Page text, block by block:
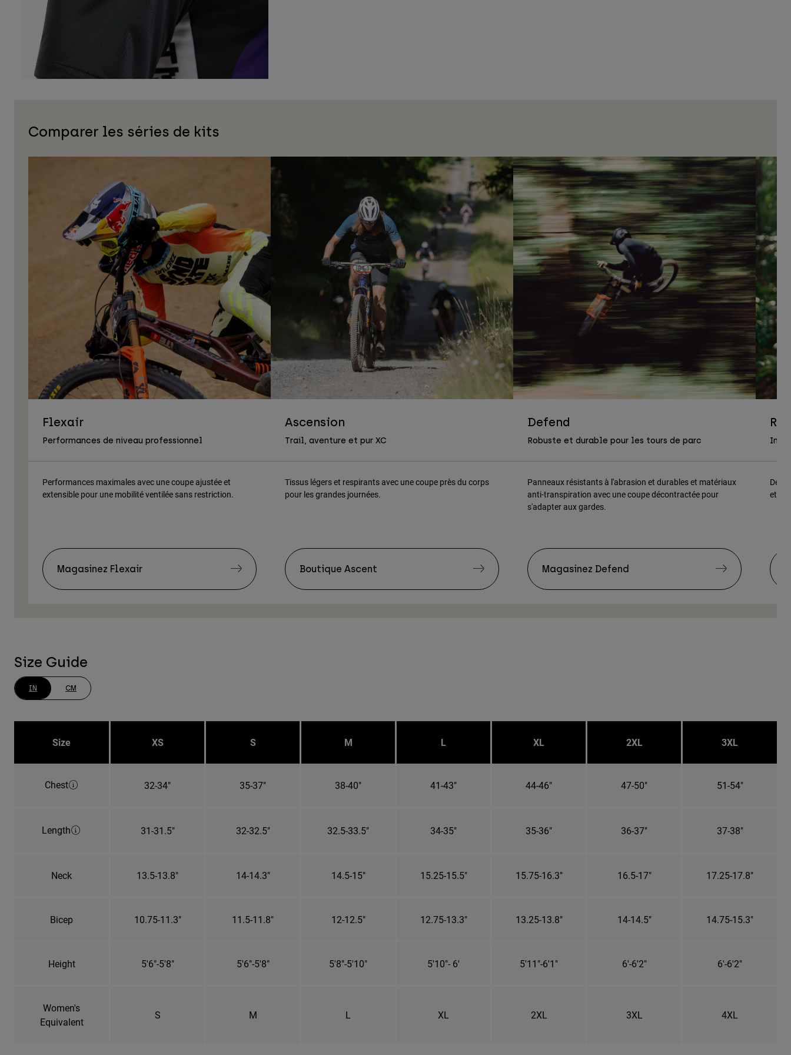
Comparer les séries de kits
Flexair
Performances de niveau professionnel
Performances maximales avec une coupe ajustée et
extensible pour une mobilité ventilée sans restriction.
Magasinez Flexair
Ascension
Trail, aventure et pur XC
Tissus légers et respirants avec une coupe près du corps
pour les grandes journées.
Boutique Ascent
Defend
Robuste et durable pour les tours de parc
Panneaux résistants à l'abrasion et durables et matériaux
anti-transpiration avec une coupe décontractée pour
s'adapter aux gardes.
Magasinez Defend
Des
et
Size Guide
IN CM
Size XS S M L XL 2XL 3XL
Chest 32-34" 35-37" 38-40" 41-43" 44-46" 47-50" 51-54"
Length 31-31.5" 32-32.5" 32.5-33.5" 34-35" 35-36" 36-37" 37-38"
Neck 13.5-13.8" 14-14.3" 14.5-15" 15.25-15.5" 15.75-16.3" 16.5-17" 17.25-17.8"
Bicep 10.75-11.3" 11.5-11.8" 12-12.5" 12.75-13.3" 13.25-13.8" 14-14.5" 14.75-15.3"
Height 5'6"-5'8" 5'6"-5'8" 5'8"-5'10" 5'10"- 6' 5'11"-6'1" 6'-6'2" 6'-6'2"
Women's
Equivalent
S M L XL 2XL 3XL 4XL